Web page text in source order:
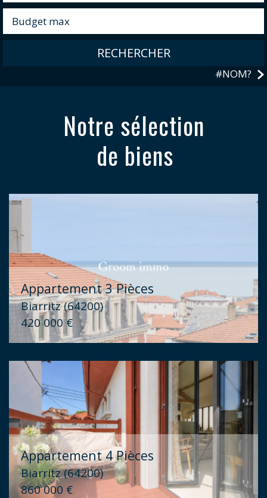
Critères supplémentaires
RECHERCHER
#NOM?
Notre sélection
de biens
Appartement 3 Pièces
Biarritz (64200)
420 000 €
Appartement 4 Pièces
Biarritz (64200)
860 000 €